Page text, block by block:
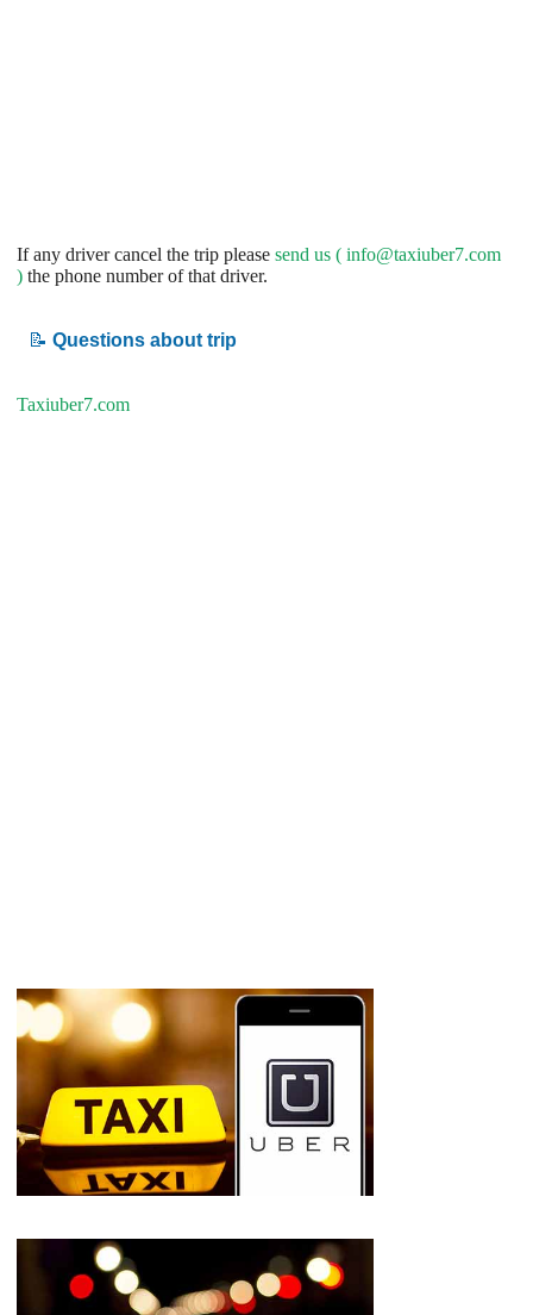
If any driver cancel the trip please send us ( info@taxiuber7.com
) the phone number of that driver.
📝 Questions about trip
Taxiuber7.com